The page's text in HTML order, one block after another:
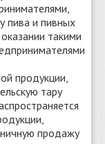
пива и пивных
такими
продукции,
тару
продажу